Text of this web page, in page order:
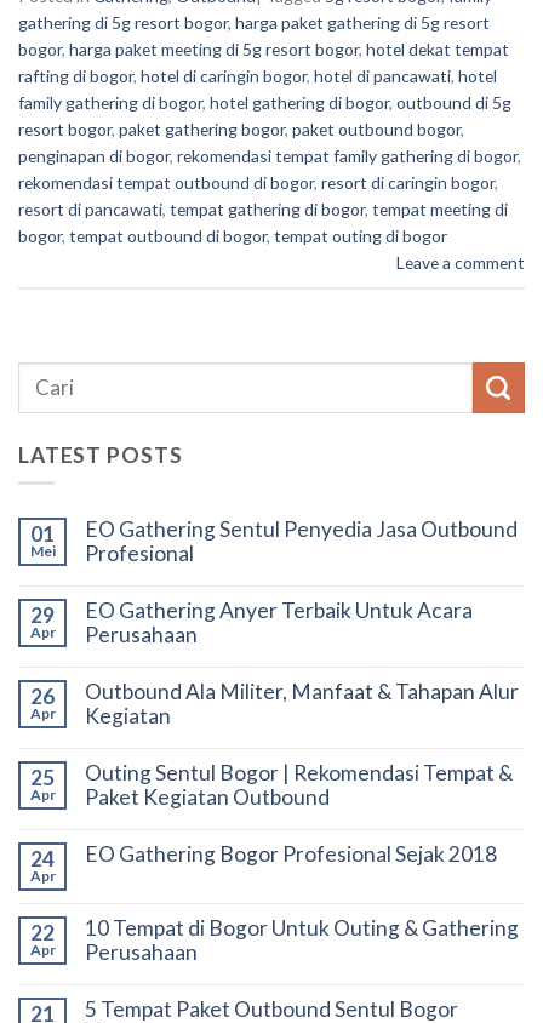
gathering di 5g resort bogor, harga paket gathering di 5g resort
bogor, harga paket meeting di 5g resort bogor, hotel dekat tempat
rafting di bogor, hotel di caringin bogor, hotel di pancawati, hotel
family gathering di bogor, hotel gathering di bogor, outbound di 5g
resort bogor, paket gathering bogor, paket outbound bogor,
penginapan di bogor, rekomendasi tempat family gathering di bogor,
rekomendasi tempat outbound di bogor, resort di caringin bogor,
resort di pancawati, tempat gathering di bogor, tempat meeting di
bogor, tempat outbound di bogor, tempat outing di bogor
Leave a comment
LATEST POSTS
01
Mei
EO Gathering Sentul Penyedia Jasa Outbound
Profesional
29
Apr
EO Gathering Anyer Terbaik Untuk Acara
Perusahaan
26
Apr
Outbound Ala Militer, Manfaat & Tahapan Alur
Kegiatan
25
Apr
Outing Sentul Bogor | Rekomendasi Tempat &
Paket Kegiatan Outbound
24
Apr
EO Gathering Bogor Profesional Sejak 2018
22
Apr
10 Tempat di Bogor Untuk Outing & Gathering
Perusahaan
21
5 Tempat Paket Outbound Sentul Bogor